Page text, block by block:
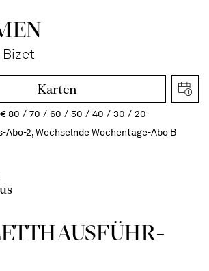
Bizet
Karten
€80 70 60 50 40 30
20
Abo-2, Wechselnde Wochentage-Abo B